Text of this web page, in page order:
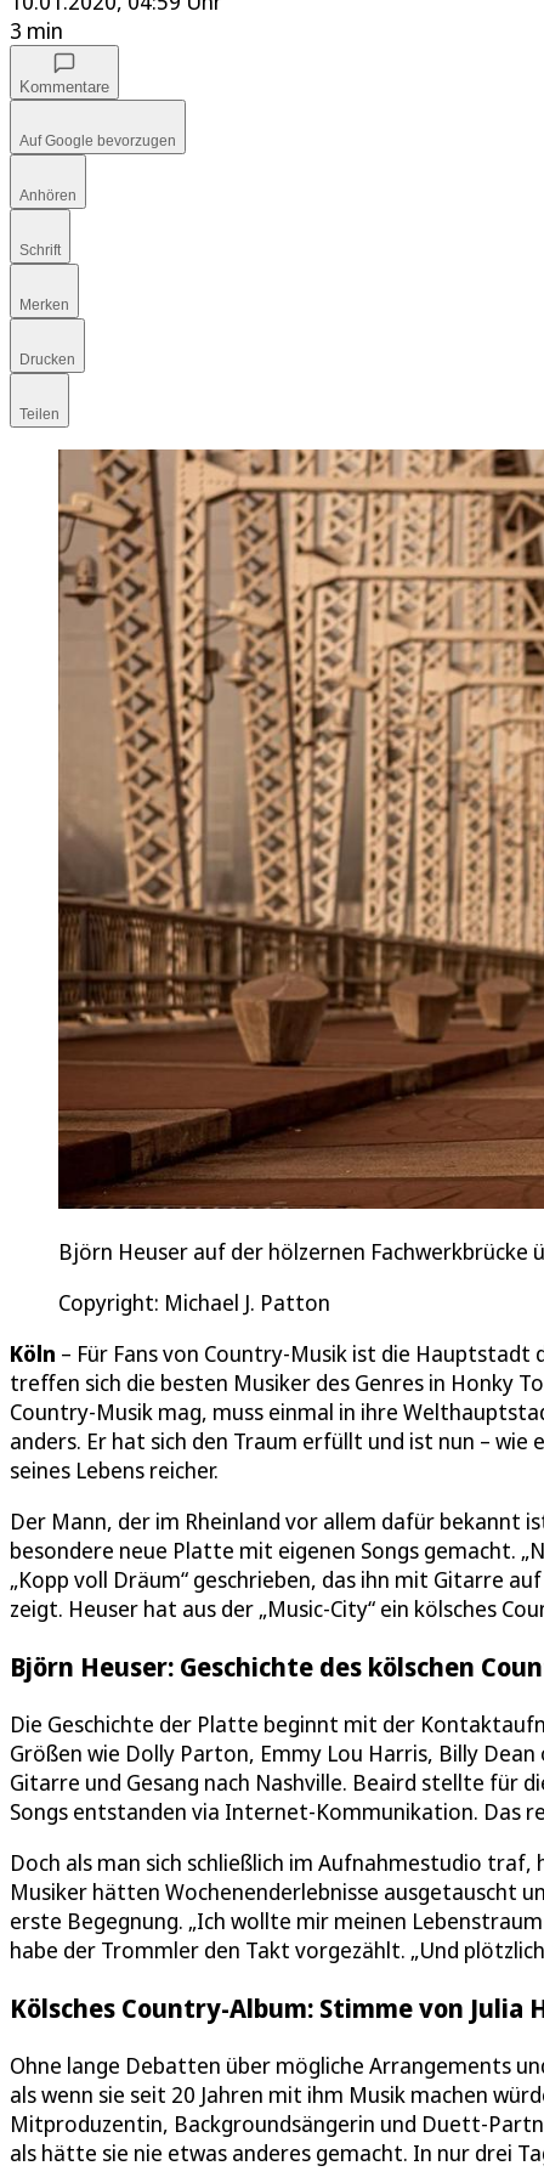
3 min
Kommentare
Auf Google bevorzugen
Anhören
Schrift
Merken
Drucken
Teilen
Björn Heuser auf der hölzernen Fachwerkbrücke
Copyright: Michael J. Patton
Köln – Für Fans von Country-Musik ist die Hauptstadt
treffen sich die besten Musiker des Genres in Honky
Country-Musik mag, muss einmal in ihre
anders. Er hat sich den Traum erfüllt und ist nun – wie
seines Lebens reicher.
Der Mann, der im Rheinland vor allem dafür bekannt
besondere neue Platte mit eigenen Songs gemacht.
„Kopp voll Dräum“ geschrieben, das ihn mit Gitarre
zeigt. Heuser hat aus der „Music-City“ ein kölsches
Björn Heuser: Geschichte des kölschen
Die Geschichte der Platte beginnt mit der
Größen wie Dolly Parton, Emmy Lou Harris, Billy
Gitarre und Gesang nach Nashville. Beaird stellte für
Songs entstanden via Internet-Kommunikation. Das
Doch als man sich schließlich im Aufnahmestudio
Musiker hätten Wochenenderlebnisse ausgetauscht
erste Begegnung. „Ich wollte mir meinen
habe der Trommler den Takt vorgezählt. „Und
Kölsches Country-Album: Stimme von Julia
Ohne lange Debatten über mögliche Arrangements
als wenn sie seit 20 Jahren mit ihm Musik machen
Mitproduzentin, Backgroundsängerin und Duett-
als hätte sie nie etwas anderes gemacht. In nur drei